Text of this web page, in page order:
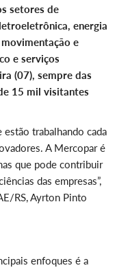
setores de
energia
e
e serviços
(07), sempre das
15 mil visitantes
estão trabalhando cada
A Mercopar é
que pode contribuir
das empresas”,
RS, Ayrton Pinto
enfoques é a